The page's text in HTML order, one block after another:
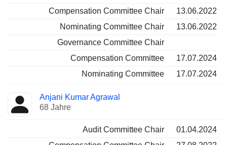
Compensation Committee Chair
13.06.2022
Nominating Committee Chair
13.06.2022
Governance Committee Chair
Compensation Committee
17.07.2024
Nominating Committee
17.07.2024
Anjani Kumar Agrawal
68 Jahre
Audit Committee Chair
01.04.2024